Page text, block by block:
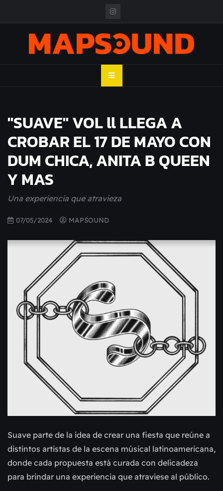
MAPSOUND
"SUAVE" VOL ll LLEGA A
CROBAR EL 17 DE MAYO CON
DUM CHICA, ANITA B QUEEN
Y MAS
Una experiencia que atravieza
07/05/2024 MAPSOUND
Suave parte de la idea de crear una fiesta que reúne a
distintos artistas de la escena músical latinoamericana,
donde cada propuesta está curada con delicadeza
para brindar una experiencia que atraviese al público.